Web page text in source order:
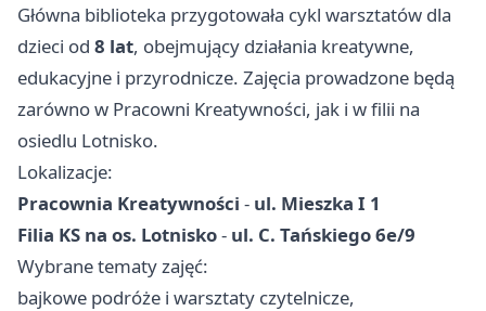
Główna biblioteka przygotowała cykl warsztatów dla
dzieci od 8 lat, obejmujący działania kreatywne,
edukacyjne i przyrodnicze. Zajęcia prowadzone będą
zarówno w Pracowni Kreatywności, jak i w filii na
osiedlu Lotnisko.
Lokalizacje:
Pracownia Kreatywności - ul. Mieszka I 1
Filia KS na os. Lotnisko- ul. C. Tańskiego 6e/9
Wybrane tematy zajęć:
bajkowe podróże i warsztaty czytelnicze,